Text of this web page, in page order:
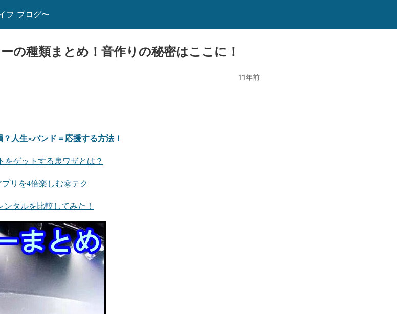
フ ブログ〜
の種類まとめ！音作りの秘密はここに！
11年前
人生×バンド＝応援する方法！
ゲットする裏ワザとは？
リを4倍楽しむ㊙テク
ンタルを比較してみた！